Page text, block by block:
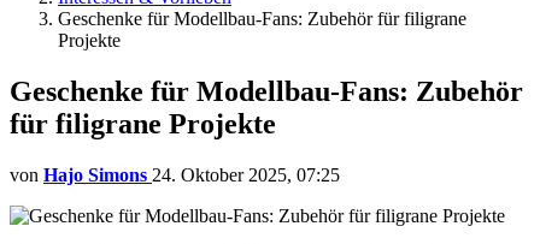
Geschenke für Modellbau-Fans: Zubehör für filigrane
Projekte
Geschenke für Modellbau-Fans: Zubehör
für filigrane Projekte
von Hajo Simons 24. Oktober 2025, 07:25